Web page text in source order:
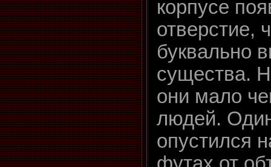
корпусе
отверстие,
буквально
существа.
они мало
людей.
опустился